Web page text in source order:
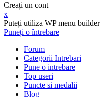
Creați un cont
x
Puteți utiliza WP menu
Puneți o întrebare
Forum
Categorii Intrebari
Pune o intrebare
Top useri
Puncte si medalii
Blog